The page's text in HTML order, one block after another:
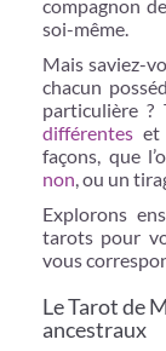
compagnon
soi-même.
Mais saviez-
chacun
particulière ?
différentes et
façons, que
non, ou un
Explorons
tarots pour
vous
Le Tarot de
ancestraux